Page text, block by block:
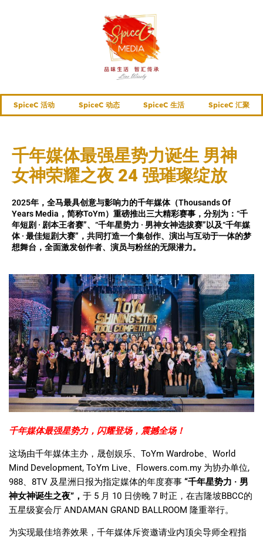
SpiceC 活动 SpiceC 动态 SpiceC 生活 SpiceC 汇聚
千年媒体最强星势力诞生 男神
女神荣耀之夜 24 强璀璨绽放
2025年，全马最具创意与影响力的千年媒体（Thousands Of
Years Media，简称ToYm）重磅推出三大精彩赛事，分别为：“千
年短剧 · 剧本王者赛”、“千年星势力 · 男神女神选拔赛”以及“千年媒
体 · 最佳短剧大赛”，共同打造一个集创作、演出与互动于一体的梦
想舞台，全面激发创作者、演员与粉丝的无限潜力。
千年媒体最强星势力，闪耀登场，震撼全场！
这场由千年媒体主办，晟创娱乐、 ToYm Wardrobe
World
Mind Development, ToYm Live
Flowers.com.my 为协办单位,
988
8TV 及星洲日报为指定媒体的年度赛事 “千年星势力 · 男
神女神诞生之夜”， 于 5 月 10 日傍晚 7 时正，在吉隆坡BBCC的
五星级宴会厅 ANDAMAN GRAND BALLROOM 隆重举行。
为实现最佳培养效果，千年媒体斥资邀请业内顶尖导师全程指